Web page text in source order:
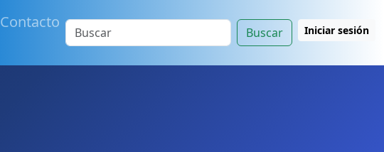
Contacto
Buscar Iniciar sesión